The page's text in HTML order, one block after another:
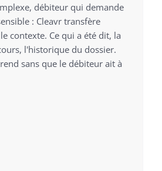
débiteur qui demande
: Cleavr transfère
contexte. Ce qui a été dit, la
l'historique du dossier.
sans que le débiteur ait à